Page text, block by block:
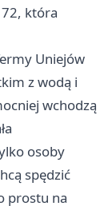
która
Uniejów
z wodą i
wchodzą
osoby
spędzić
prostu na